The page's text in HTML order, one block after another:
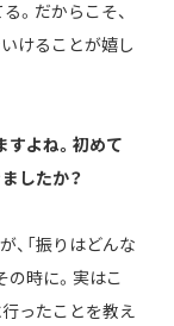
。だからこそ、
けることが嬉し
よね。初めて
したか？
、「振りはどんな
の時に。実はこ
ったことを教え